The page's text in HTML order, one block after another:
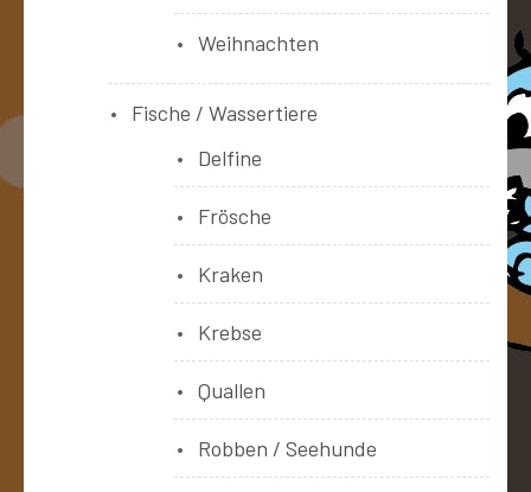
Weihnachten
Fische / Wassertiere
Delfine
Frösche
Kraken
Krebse
Quallen
Robben / Seehunde